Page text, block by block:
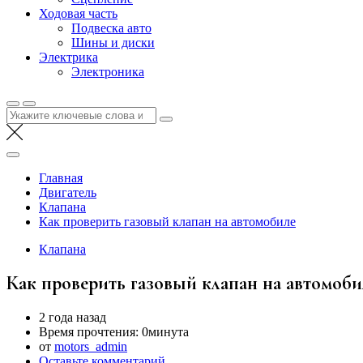
Ходовая часть
Подвеска авто
Шины и диски
Электрика
Электроника
Найти:
Главная
Двигатель
Клапана
Как проверить газовый клапан на автомобиле
Клапана
Как проверить газовый клапан на
2 года назад
Время прочтения: 0минута
от motors_admin